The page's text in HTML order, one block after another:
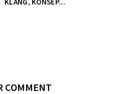
COMMENT